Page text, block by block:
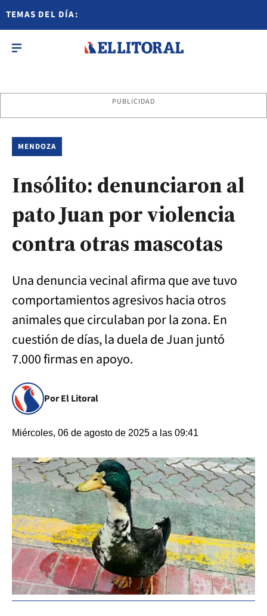
TEMAS DEL DÍA:
PUBLICIDAD
MENDOZA
Insólito: denunciaron al
pato Juan por violencia
contra otras mascotas
Una denuncia vecinal afirma que ave tuvo
comportamientos agresivos hacia otros
animales que circulaban por la zona. En
cuestión de días, la duela de Juan juntó
7.000 firmas en apoyo.
Por El Litoral
Miércoles, 06 de agosto de 2025 a las 09:41